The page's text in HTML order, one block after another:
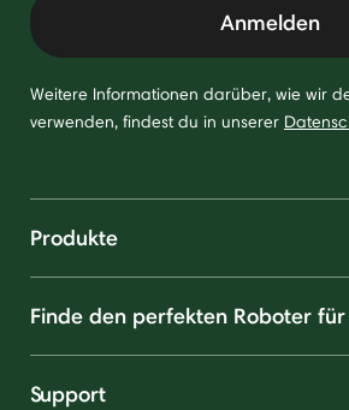
Anmelden
Weitere Informationen darüber, wie wir
verwenden, findest du in unserer
Produkte
Finde den perfekten Roboter
Support